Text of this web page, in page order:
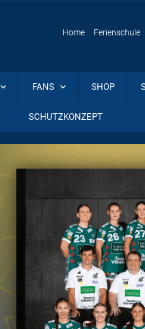
Home Ferienschule
FANS SHOP
SCHUTZKONZEPT